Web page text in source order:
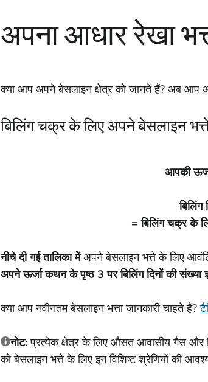
अपना आधार रेखा
क्या आप अपने बेसलाइन क्षेत्र को जानते हैं? अब आप
बिलिंग चक्र के लिए अपने बेसलाइन
आपकी
बिलिंग
= बिलिंग चक्र के
नीचे दी गई तालिका मेंअपने बेसलाइन भत्ते के लिए
अपने ऊर्जा कथन के पृष्ठ 3 पर बिलिंग दिनों की संख्या
क्या आप नवीनतम बेसलाइन भत्ता जानकारी चाहते हैं?
नोट:प्रत्येक क्षेत्र के लिए औसत आवासीय गैस और
को बेसलाइन भत्ते के लिए इन विशिष्ट श्रेणियों की